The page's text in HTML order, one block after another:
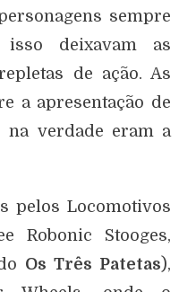
sempre
deixavam as
de ação. As
a apresentação de
na verdade eram a
pelos Locomotivos
Robonic Stooges,
Os Três Patetas),